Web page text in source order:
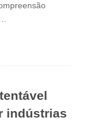
indústrias